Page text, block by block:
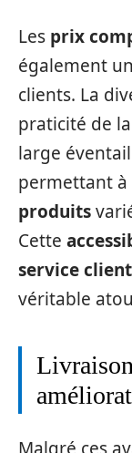
Les prix
également
clients. La
praticité de la
large
permettant à
produits
Cette
service client
véritable